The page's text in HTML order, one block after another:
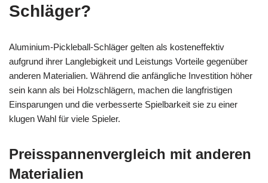
Schläger?
Aluminium-Pickleball-Schläger gelten als kosteneffektiv
aufgrund ihrer Langlebigkeit und Leistungs Vorteile gegenüber
anderen Materialien. Während die anfängliche Investition höher
sein kann als bei Holzschlägern, machen die langfristigen
Einsparungen und die verbesserte Spielbarkeit sie zu einer
klugen Wahl für viele Spieler.
Preisspannenvergleich mit anderen
Materialien